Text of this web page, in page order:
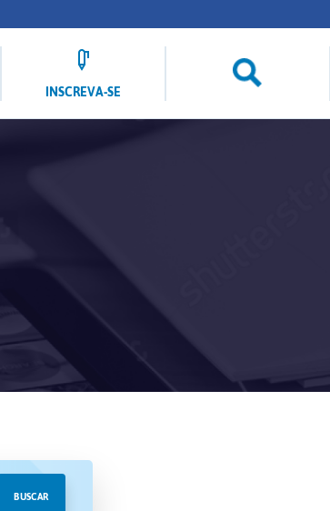
INSCREVA-SE
BUSCAR